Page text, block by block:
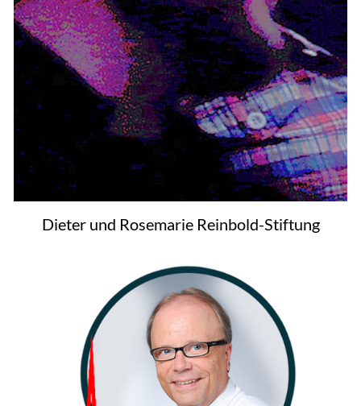
Dieter und Rosemarie Reinbold-Stiftung